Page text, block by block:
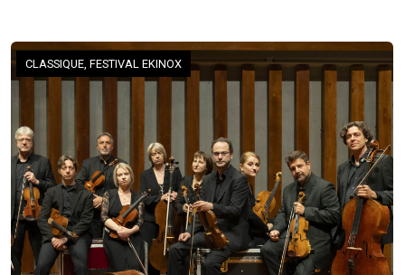
CLASSIQUE, FESTIVAL EKINOX